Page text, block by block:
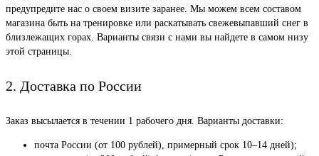
предупредите нас о своем визите заранее. Мы можем всем составом
магазина быть на тренировке или раскатывать свежевыпавший снег в
близлежащих горах. Варианты связи с нами вы найдете в самом низу
этой страницы.
2. Доставка по России
Заказ высылается в течении 1 рабочего дня. Варианты доставки:
почта России (от 100 рублей), примерный срок 10–14 дней);